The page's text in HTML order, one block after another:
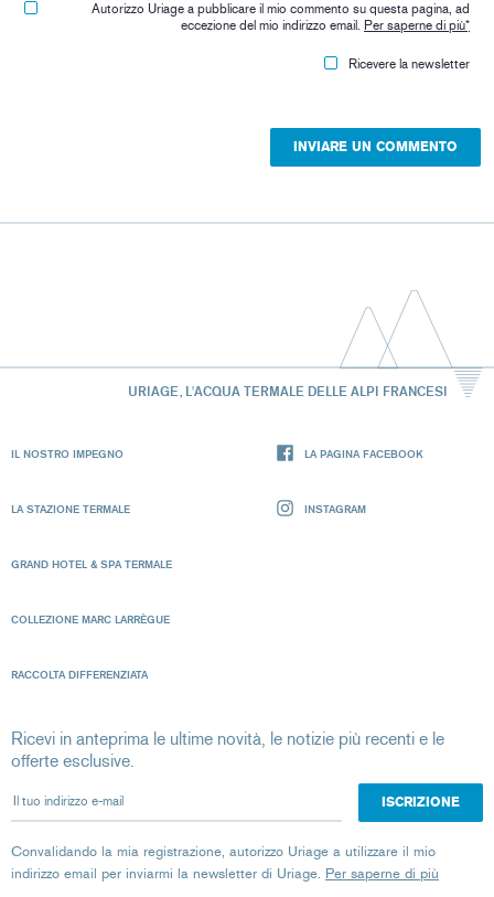
Autorizzo Uriage a pubblicare il mio commento su questa pagina, ad
eccezione del mio indirizzo email. Per saperne di più*
Ricevere la newsletter
URIAGE, L'ACQUA TERMALE DELLE ALPI FRANCESI
IL NOSTRO IMPEGNO
LA STAZIONE TERMALE
GRAND HOTEL & SPA TERMALE
COLLEZIONE MARC LARRÈGUE
RACCOLTA DIFFERENZIATA
LA PAGINA FACEBOOK
INSTAGRAM
Ricevi in anteprima le ultime novità, le notizie più recenti e le
offerte esclusive.
Il tuo indirizzo e-mail
Convalidando la mia registrazione, autorizzo Uriage a utilizzare il mio
indirizzo email per inviarmi la newsletter di Uriage. Per saperne di più